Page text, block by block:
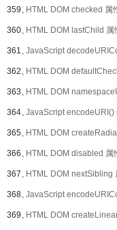
359、HTML DOM checked 属
360、HTML DOM lastChild 属
361、JavaScript
362、HTML DOM
363、HTML DOM
364、JavaScript encodeURI()
365、HTML DOM
366、HTML DOM disabled 属
367、HTML DOM nextSibling
368、JavaScript
369、HTML DOM